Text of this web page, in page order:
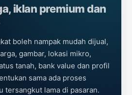
iklan premium dan
boleh nampak mudah dijual,
gambar, lokasi mikro,
tanah, bank value dan profil
sama ada proses
tersangkut lama di pasaran.